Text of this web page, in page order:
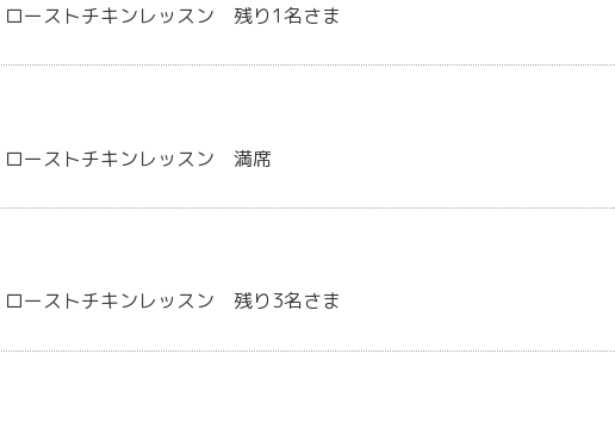
ローストチキンレッスン 残り1名さま
ローストチキンレッスン 満席
ローストチキンレッスン 残り3名さま